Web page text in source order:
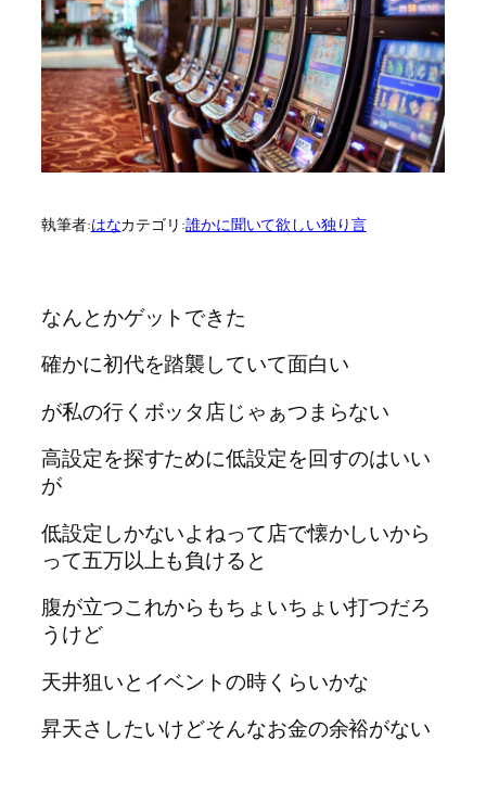
執筆者:はなカテゴリ:誰かに聞いて欲しい独り言
なんとかゲットできた
確かに初代を踏襲していて面白い
が私の行くボッタ店じゃぁつまらない
高設定を探すために低設定を回すのはいい
が
低設定しかないよねって店で懐かしいから
って五万以上も負けると
腹が立つこれからもちょいちょい打つだろ
うけど
天井狙いとイベントの時くらいかな
昇天さしたいけどそんなお金の余裕がない